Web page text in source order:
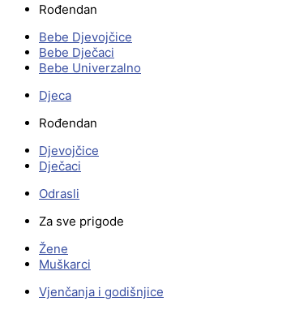
Rođendan
Bebe Djevojčice
Bebe Dječaci
Bebe Univerzalno
Djeca
Rođendan
Djevojčice
Dječaci
Odrasli
Za sve prigode
Žene
Muškarci
Vjenčanja i godišnjice